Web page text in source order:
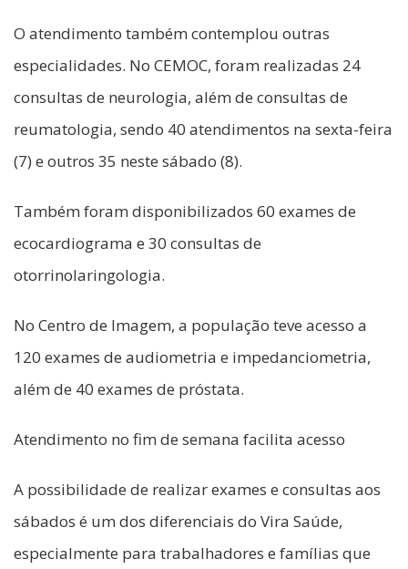
O atendimento também contemplou outras
especialidades. No CEMOC, foram realizadas 24
consultas de neurologia, além de consultas de
reumatologia, sendo 40 atendimentos na sexta-feira
(7) e outros 35 neste sábado (8).
Também foram disponibilizados 60 exames de
ecocardiograma e 30 consultas de
otorrinolaringologia.
No Centro de Imagem, a população teve acesso a
120 exames de audiometria e impedanciometria,
além de 40 exames de próstata.
Atendimento no fim de semana facilita acesso
A possibilidade de realizar exames e consultas aos
sábados é um dos diferenciais do Vira Saúde,
especialmente para trabalhadores e famílias que